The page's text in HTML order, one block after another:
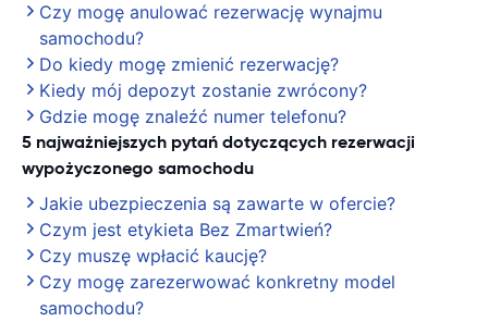
Czy mogę anulować rezerwację wynajmu
samochodu?
Do kiedy mogę zmienić rezerwację?
Kiedy mój depozyt zostanie zwrócony?
Gdzie mogę znaleźć numer telefonu?
5 najważniejszych pytań dotyczących rezerwacji
wypożyczonego samochodu
Jakie ubezpieczenia są zawarte w ofercie?
Czym jest etykieta Bez Zmartwień?
Czy muszę wpłacić kaucję?
Czy mogę zarezerwować konkretny model
samochodu?